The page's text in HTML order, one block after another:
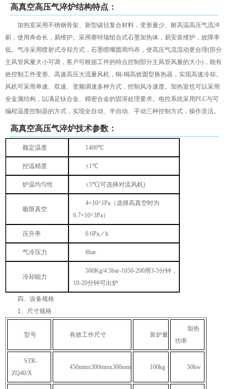
高真空高压气淬炉结构特点：
加热室采用不锈钢骨架、新型碳毡复合材料，变形量少、耐高温高压气流冲
刷，使用寿命长，易维护。采用赛特瑞组合式石墨加热体，易安装维护，故障率
低。气冷采用喷射式冷却方式，石墨喷嘴圆周均布，使高压气流流动更合理(部分
主风管风量大小可调，客户可根据工件的特点控制部分主风管风量的大小)，能有
效控制工件变形。高速高压大流量风机，铜-铜高效圆型换热器，实现高速冷却。
风机可采用单速、双速、变频调速多种方式，控制风冷速度。加热室也可以采用
全金属结构，以满足钛合金、精密合金的固溶处理要求。电控系统采用PLC与可
编程温度控制器的方式，实现全自动、半自动、手动三种控制方式，操作灵活。
高真空高压气淬炉技术参数：
额定温度 1400℃
控温精度 ±1℃
炉温均匀性 ±5℃(可选择对流风机)
极限真空
4×10^1Pa （选择高真空时为
6.7×10^3Pa）
压升率 0.6Pa／h
气冷压力 6bar
冷却能力
500Kg/4.5bar-1050-200用3-5分钟，
10-20分钟可出炉
四、设备规格
1、尺寸规格
型号 有效工作尺寸 装炉量
加热
功率
STR-
ZQ40/X
450mmx300mmx300mm 100kg 50kw